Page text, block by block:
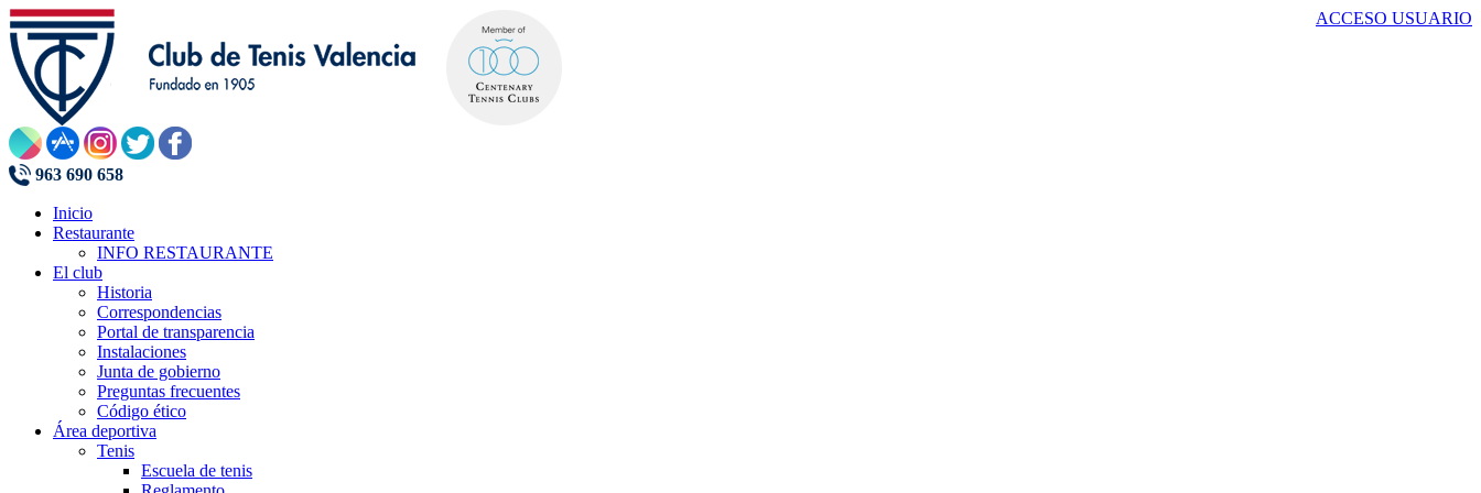
ACCESO USUARIO
963 690 658
Inicio
Restaurante
INFO RESTAURANTE
El club
Historia
Correspondencias
Portal de transparencia
Instalaciones
Junta de gobierno
Preguntas frecuentes
Código ético
Área deportiva
Tenis
Escuela de tenis